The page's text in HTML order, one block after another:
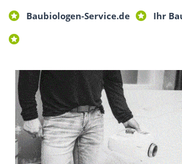
Baubiologen-Service.de Ihr